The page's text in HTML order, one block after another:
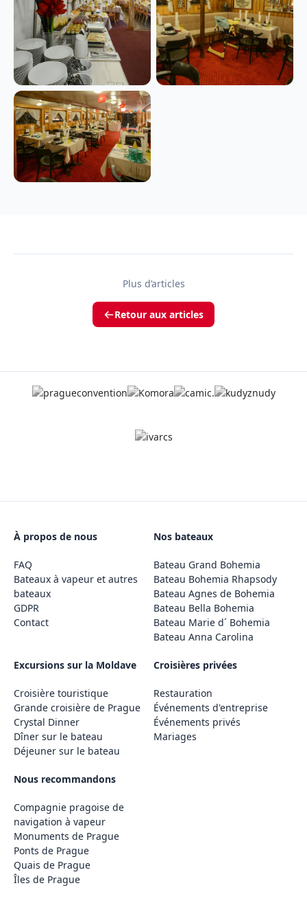
Plus d’articles
Retour aux articles
À propos de nous
FAQ
Bateaux à vapeur et autres
bateaux
GDPR
Contact
Nos bateaux
Bateau Grand Bohemia
Bateau Bohemia Rhapsody
Bateau Agnes de Bohemia
Bateau Bella Bohemia
Bateau Marie d´ Bohemia
Bateau Anna Carolina
Excursions sur la Moldave
Croisière touristique
Grande croisière de Prague
Crystal Dinner
Dîner sur le bateau
Déjeuner sur le bateau
Croisières privées
Restauration
Événements d'entreprise
Événements privés
Mariages
Nous recommandons
Compagnie pragoise de
navigation à vapeur
Monuments de Prague
Ponts de Prague
Quais de Prague
Îles de Prague